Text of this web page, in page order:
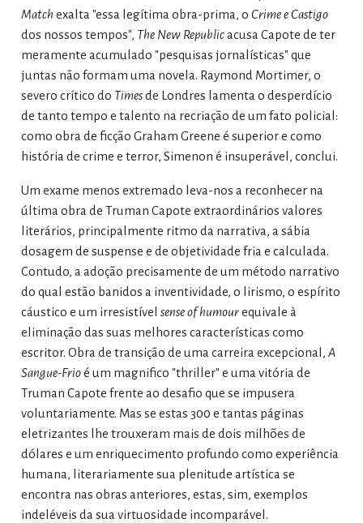
Match exalta "essa legítima obra-prima, o Crime e Castigo
dos nossos tempos", The New Republicacusa Capote de ter
meramente acumulado "pesquisas jornalísticas" que
juntas não formam uma novela. Raymond Mortimer, o
severo crítico do Timesde Londres lamenta o desperdício
de tanto tempo e talento na recriação de um fato policial:
como obra de ficção Graham Greene é superior e como
história de crime e terror, Simenon é insuperável, conclui.
Um exame menos extremado leva-nos a reconhecer na
última obra de Truman Capote extraordinários valores
literários, principalmente ritmo da narrativa, a sábia
dosagem de suspense e de objetividade fria e calculada.
Contudo, a adoção precisamente de um método narrativo
do qual estão banidos a inventividade, o lirismo, o espírito
cáustico e um irresistível sense of humourequivale à
eliminação das suas melhores características como
escritor. Obra de transição de uma carreira excepcional, A
Sangue-Frioé um magnifico "thriller" e uma vitória de
Truman Capote frente ao desafio que se impusera
voluntariamente. Mas se estas 300 e tantas páginas
eletrizantes lhe trouxeram mais de dois milhões de
dólares e um enriquecimento profundo como experiência
humana, literariamente sua plenitude artística se
encontra nas obras anteriores, estas, sim, exemplos
indeléveis da sua virtuosidade incomparável.